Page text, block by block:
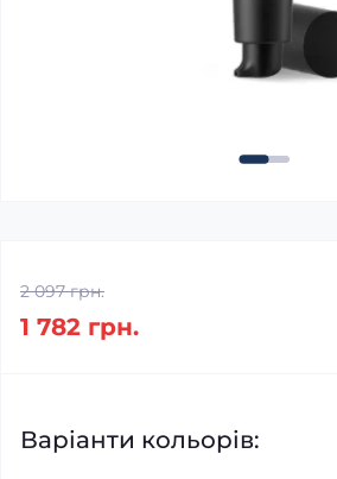
2 097 грн.
1 782 грн.
Варіанти кольорів: